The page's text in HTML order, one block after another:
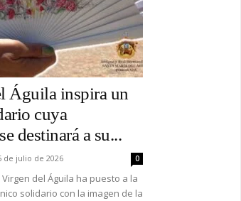
Águila inspira un
cuya
destinará a su...
de julio de 2026 0
del Águila ha puesto a la
solidario con la imagen de la